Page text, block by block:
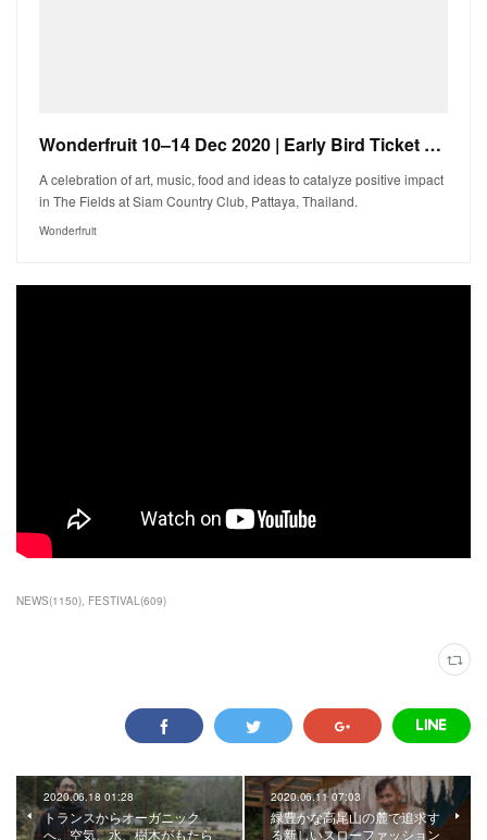
Wonderfruit 10–14 Dec 2020 | Early Bird Ticket Sales End 9 June
A celebration of art, music, food and ideas to catalyze positive impact
in The Fields at Siam Country Club, Pattaya, Thailand.
Wonderfruit
NEWS(1150) FESTIVAL (609)
2020.06.18 01:28
トランスからオーガニック
へ。空気、水、樹木がもたら
2020.06.11 07:03
緑豊かな高尾山の麓で追求す
る新しいスローファッション